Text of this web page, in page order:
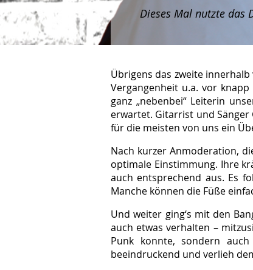
Dieses Mal nutzte das
Übrigens das zweite
Vergangenheit u.a. vor
ganz „nebenbei“ Leiterin
erwartet. Gitarrist und Sänger
für die meisten von uns ein
Nach kurzer Anmoderation,
optimale Einstimmung. Ihre
auch entsprechend aus. Es
Manche können die Füße
Und weiter ging‘s mit den
auch etwas verhalten –
Punk konnte, sondern
beeindruckend und verlieh